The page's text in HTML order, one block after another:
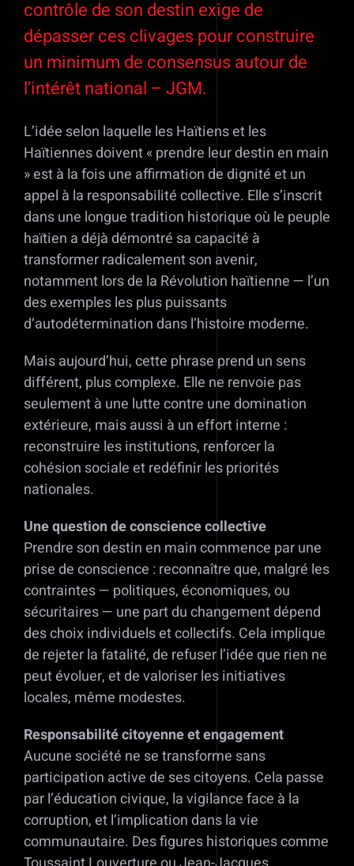
contrôle de son destin exige de
dépasser ces clivages pour construire
un minimum de consensus autour de
l’intérêt national – JGM.
L’idée selon laquelle les Haïtiens et les
Haïtiennes doivent « prendre leur destin en main
» est à la fois une affirmation de dignité et un
appel à la responsabilité collective. Elle s’inscrit
dans une longue tradition historique où le peuple
haïtien a déjà démontré sa capacité à
transformer radicalement son avenir,
notamment lors de la Révolution haïtienne — l’un
des exemples les plus puissants
d’autodétermination dans l’histoire moderne.
Mais aujourd’hui, cette phrase prend un sens
différent, plus complexe. Elle ne renvoie pas
seulement à une lutte contre une domination
extérieure, mais aussi à un effort interne :
reconstruire les institutions, renforcer la
cohésion sociale et redéfinir les priorités
nationales.
Une question de conscience collective
Prendre son destin en main commence par une
prise de conscience : reconnaître que, malgré les
contraintes — politiques, économiques, ou
sécuritaires — une part du changement dépend
des choix individuels et collectifs. Cela implique
de rejeter la fatalité, de refuser l’idée que rien ne
peut évoluer, et de valoriser les initiatives
locales, même modestes.
Responsabilité citoyenne et engagement
Aucune société ne se transforme sans
participation active de ses citoyens. Cela passe
par l’éducation civique, la vigilance face à la
corruption, et l’implication dans la vie
communautaire. Des figures historiques comme